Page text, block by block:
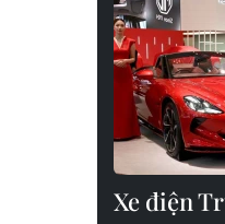
Xe điện